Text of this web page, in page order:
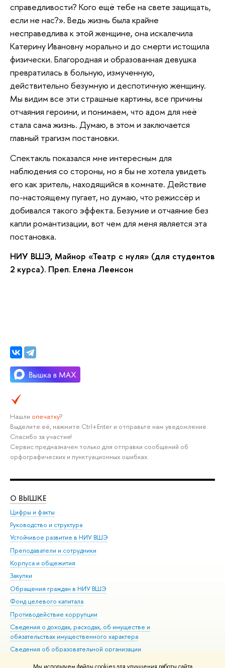
справедливости? Кого ещё тебе на свете защищать,
если не нас?». Ведь жизнь была крайне
несправедлива к этой женщине, она искалечила
Катерину Ивановну морально и до смерти истощила
физически. Благородная и образованная девушка
превратилась в больную, измученную,
действительно безумную и деспотичную женщину.
Мы видим все эти страшные картины, все причины
отчаяния героини, и понимаем, что адом для неё
стала сама жизнь. Думаю, в этом и заключается
главный трагизм постановки.
Спектакль показался мне интересным для
наблюдения со стороны, но я бы не хотела увидеть
его как зритель, находящийся в комнате. Действие
по-настоящему пугает, но думаю, что режиссёр и
добивался такого эффекта. Безумие и отчаяние без
капли романтизации, вот чем для меня является эта
постановка.
НИУ ВШЭ, Майнор «Театр с нуля» (для студентов
2 курса). Преп. Елена Леенсон
Нашли опечатку?
Выделите её, нажмите Ctrl+Enter и отправьте нам уведомление.
Спасибо за участие!
Сервис предназначен только для отправки сообщений об
орфографических и пунктуационных ошибках.
О ВЫШКЕ
Цифры и факты
Руководство и структура
Устойчивое развитие в НИУ ВШЭ
Преподаватели и сотрудники
Корпуса и общежития
Закупки
Обращения граждан в НИУ ВШЭ
Фонд целевого капитала
Противодействие коррупции
Сведения о доходах, расходах, об имуществе и
обязательствах имущественного характера
Сведения об образовательной организации
Людям с ограниченными возможностями здоровья